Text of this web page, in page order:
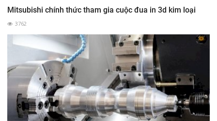
Mitsubishi chính thức tham gia cuộc đua in 3d kim loại
3762